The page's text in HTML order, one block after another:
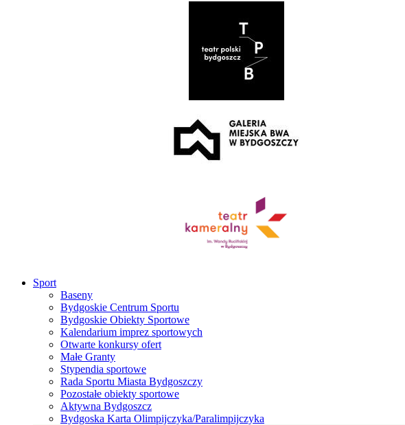
Sport
Baseny
Bydgoskie Centrum Sportu
Bydgoskie Obiekty Sportowe
Kalendarium imprez sportowych
Otwarte konkursy ofert
Małe Granty
Stypendia sportowe
Rada Sportu Miasta Bydgoszczy
Pozostałe obiekty sportowe
Aktywna Bydgoszcz
Bydgoska Karta Olimpijczyka/Paralimpijczyka